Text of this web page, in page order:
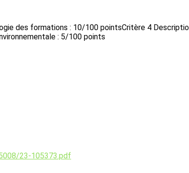
des formations : 10/100 pointsCritère 4
: 5/100 points
23-105373.pdf